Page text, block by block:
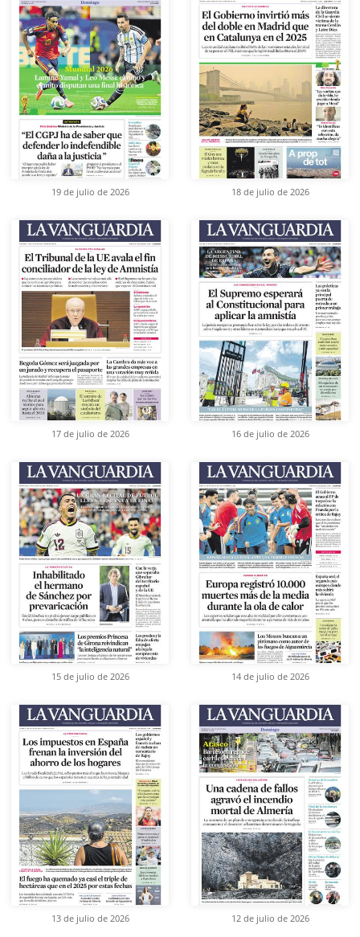
19 de julio de 2026 18 de julio de 2026
17 de julio de 2026 16 de julio de 2026
15 de julio de 2026 14 de julio de 2026
13 de julio de 2026 12 de julio de 2026